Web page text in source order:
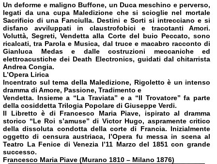
Un deforme e maligno Buffone, un Duca meschino e perverso,
legati da una cupa Maledizione che si scioglie nel mortale
Sacrificio di una Fanciulla. Destini e Sorti si intrecciano e si
disfano avviluppati in claustrofobici e tracotanti Amori.
Voluttà, Segreti, Vendetta alla Corte del buio Peccato, sono
ricalcati, tra Parola e Musica, dal truce e macabro racconto di
Gianluca Medas e dalle costruzioni meccaniche ed
elettroacustiche dei Death Electronics, guidati dal chitarrista
Andrea Congia.
L’Opera Lirica
Incentrato sul tema della Maledizione, Rigoletto è un intenso
dramma di Amore, Passione, Tradimento e
Vendetta. Insieme a “La Traviata” e a “Il Trovatore” fa parte
della cosiddetta Trilogia Popolare di Giuseppe Verdi.
Il Libretto è di Francesco Maria Piave, ispirato al dramma
storico “Le Roi s’amuse” di Victor Hugo, aspramente critico
della dissoluta condotta della corte di Francia. Inizialmente
oggetto di censura austriaca, l’Opera fu messa in scena al
Teatro La Fenice diVenezia l’11 Marzo del 1851 con grande
successo.
Francesco Maria Piave (Murano 1810 – Milano 1876)